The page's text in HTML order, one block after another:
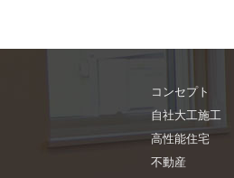
コンセプト
自社大工施工
高性能住宅
不動産